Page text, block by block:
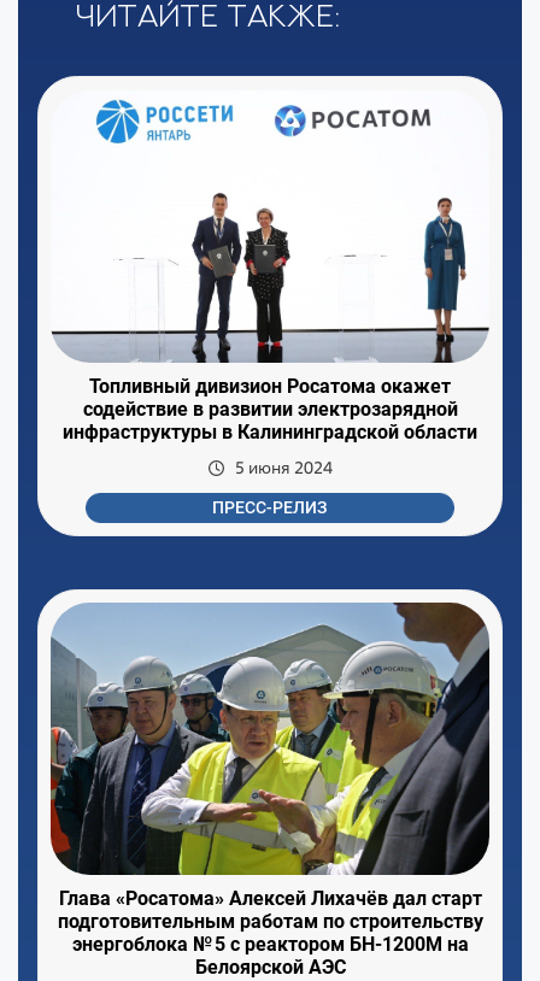
Читайте также:
Топливный дивизион Росатома окажет
содействие в развитии электрозарядной
инфраструктуры в Калининградской области
5 июня 2024
ПРЕСС-РЕЛИЗ
Глава «Росатома» Алексей Лихачёв дал старт
подготовительным работам по строительству
энергоблока № 5 с реактором БН-1200М на
Белоярской АЭС